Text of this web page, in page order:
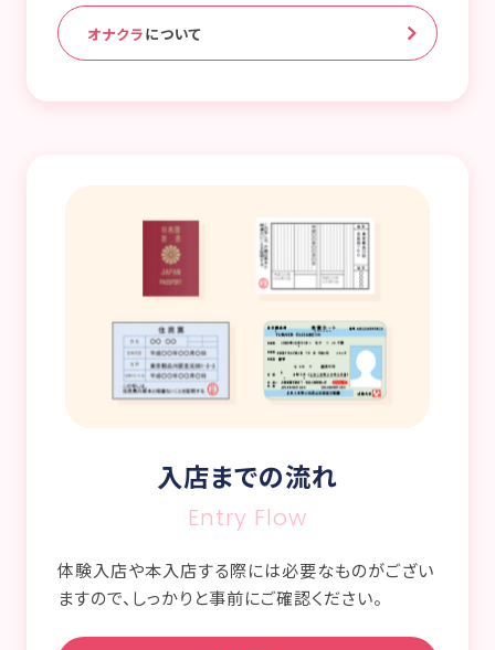
オナクラについて
入店までの流れ
Entry Flow
体験入店や本入店する際には必要なものがござい
ますので、しっかりと事前にご確認ください。